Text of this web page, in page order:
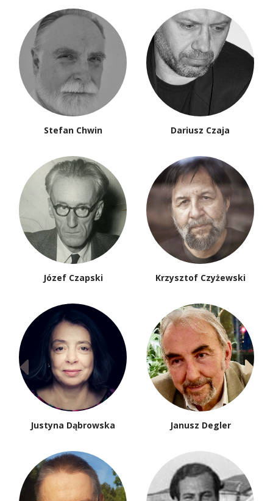
Stefan Chwin Dariusz Czaja
Józef Czapski Krzysztof Czyżewski
Justyna Dąbrowska Janusz Degler